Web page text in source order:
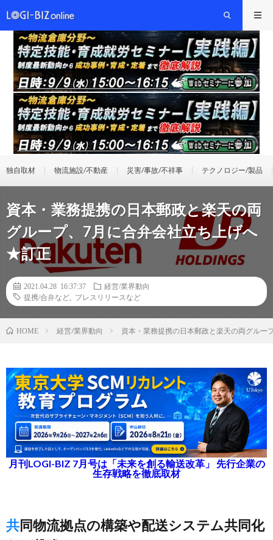
独自取材 物流施設/不動産 災害/事故/不祥事 テクノロジー/製品
資本・業務提携の日本郵政と楽天の両
グループ、7月に合弁会社立ち上げへ
★訂正
2021.04.28 16:37:37
経営/業界動向
提携/合弁など
プレスリリースなど
HOME 経営/業界動向 資本・業務提携の日本郵政と楽天の両グル
月刊LOGI-BIZ 7月号は「未来を創る輸送改革」 先行企業の
生存戦略を徹底取材
共同物流拠点の構築や配送システム共同化